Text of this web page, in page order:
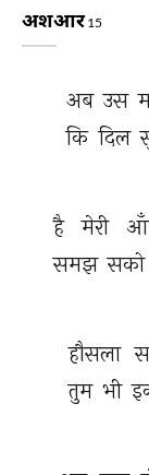
अशआर15
अब उस
कि दिल
है मेरी
समझ सको
हौसला
तुम भी